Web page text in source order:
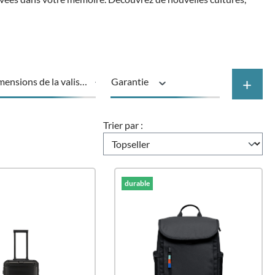
de la valise Garantie
Prix
+
Trier par :
durable